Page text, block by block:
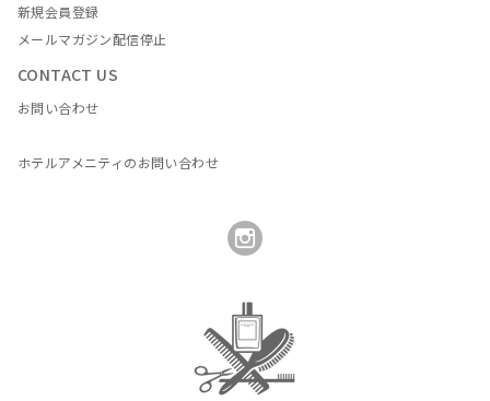
新規会員登録
メールマガジン配信停止
CONTACT US
お問い合わせ
ホテルアメニティのお問い合わせ